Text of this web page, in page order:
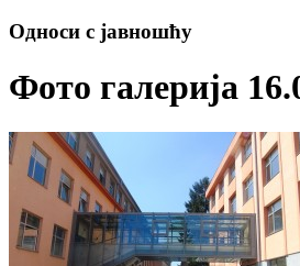
Односи с јавношћу
Фото галерија